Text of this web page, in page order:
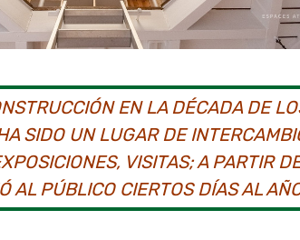
EN LA DÉCADA DE
SIDO UN LUGAR DE
VISITAS; A PARTIR
AL PÚBLICO CIERTOS DÍAS AL